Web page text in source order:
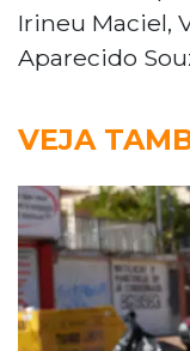
Irineu Maciel,
Aparecido
VEJA